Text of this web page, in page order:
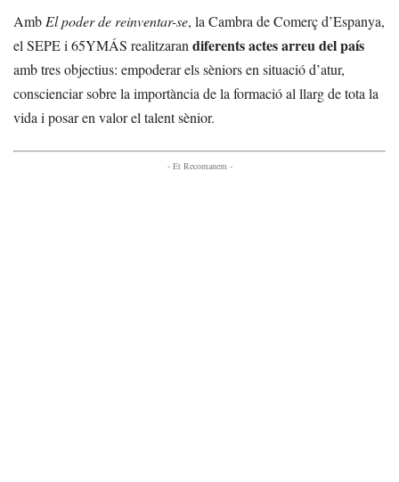
AmbEl poder de reinventar-se, la Cambra de Comerç d’Espanya,
el SEPE i 65YMÁS realitzarandiferents actes arreu del país
amb tres objectius: empoderar els sèniors en situació d’atur,
conscienciar sobre la importància de la formació al llarg de tota la
vida i posar en valor el talent sènior.
- Et Recomanem -